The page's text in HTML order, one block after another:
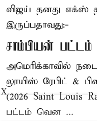
விஜய் தனது எக்ஸ்
இருப்பதாவது:-
சாம்பியன் பட்டம்
அமெரிக்காவில்
லூயிஸ் ரேபிட் &
(2026 Saint Louis
பட்டம் வென ...
X